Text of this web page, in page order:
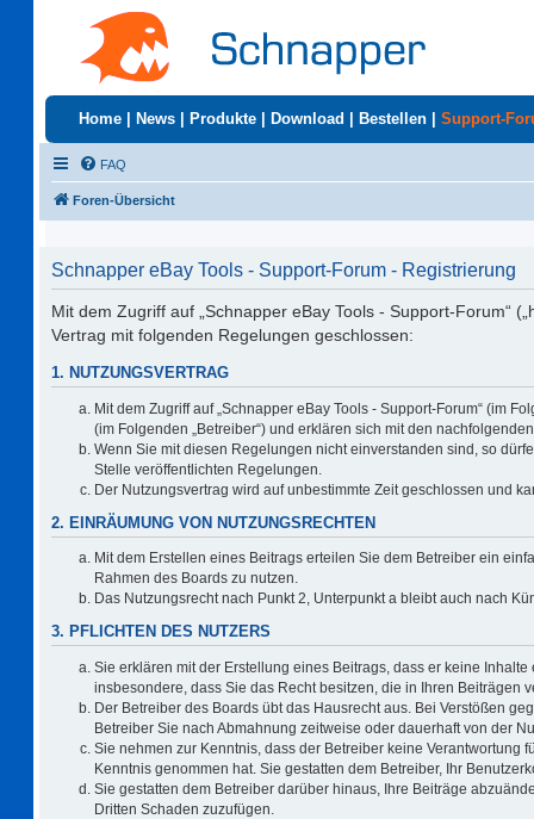
Home News Produkte Download Bestellen Support-
FAQ
Foren-Übersicht
Schnapper eBay Tools - Support-Forum - Registrierung
Mit dem Zugriff auf „Schnapper eBay Tools - Support-Forum“
Vertrag mit folgenden Regelungen geschlossen:
1. NUTZUNGSVERTRAG
Mit dem Zugriff auf „Schnapper eBay Tools - Support-Forum“ (im
(im Folgenden „Betreiber“) und erklären sich mit den
Wenn Sie mit diesen Regelungen nicht einverstanden sind, so
Stelle veröffentlichten Regelungen.
Der Nutzungsvertrag wird auf unbestimmte Zeit geschlossen und
2. EINRÄUMUNG VON NUTZUNGSRECHTEN
Mit dem Erstellen eines Beitrags erteilen Sie dem Betreiber ein
Rahmen des Boards zu nutzen.
Das Nutzungsrecht nach Punkt 2, Unterpunkt a bleibt auch nach
3. PFLICHTEN DES NUTZERS
Sie erklären mit der Erstellung eines Beitrags, dass er keine
insbesondere, dass Sie das Recht besitzen, die in Ihren Beiträgen
Der Betreiber des Boards übt das Hausrecht aus. Bei Verstößen
Betreiber Sie nach Abmahnung zeitweise oder dauerhaft von der
Sie nehmen zur Kenntnis, dass der Betreiber keine Verantwortung
Kenntnis genommen hat. Sie gestatten dem Betreiber, Ihr
Sie gestatten dem Betreiber darüber hinaus, Ihre Beiträge
Dritten Schaden zuzufügen.